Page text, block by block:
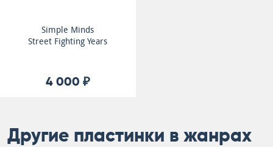
Simple Minds
Street Fighting Years
4 000 ₽
Другие пластинки в жанрах